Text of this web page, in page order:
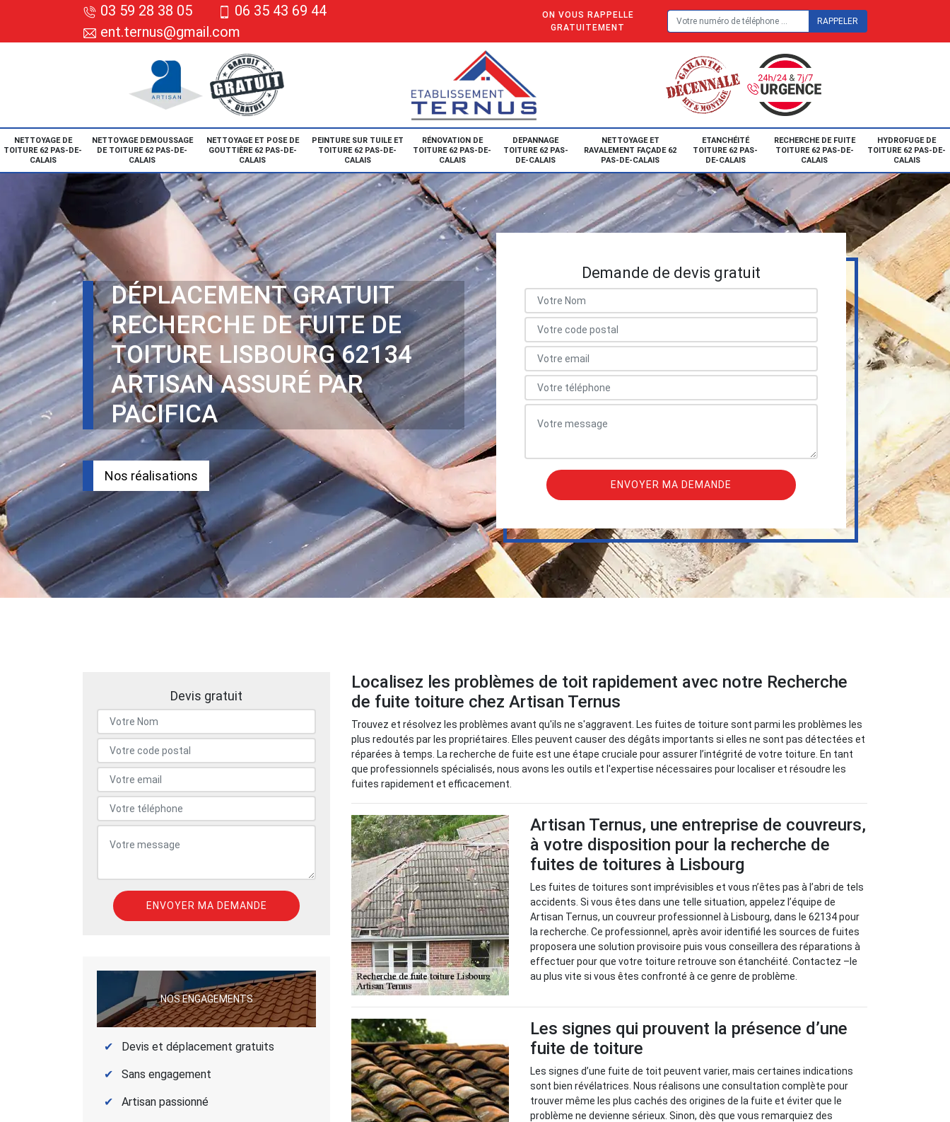
03 59 28 38 05
06 35 43 69 44
ent.ternus@gmail.com
ON VOUS RAPPELLE
GRATUITEMENT
NETTOYAGE DE
TOITURE 62 PAS-DE-
CALAIS
NETTOYAGE DEMOUSSAGE
DE TOITURE 62 PAS-DE-
CALAIS
NETTOYAGE ET POSE DE
GOUTTIÈRE 62 PAS-DE-
CALAIS
PEINTURE SUR TUILE ET
TOITURE 62 PAS-DE-
CALAIS
RÉNOVATION DE
TOITURE 62 PAS-DE-
CALAIS
DEPANNAGE
TOITURE 62 PAS-
DE-CALAIS
NETTOYAGE ET
RAVALEMENT FAÇADE 62
PAS-DE-CALAIS
ETANCHÉITÉ
TOITURE 62 PAS-
DE-CALAIS
RECHERCHE DE FUITE
TOITURE 62 PAS-DE-
CALAIS
HYDROFUGE DE
TOITURE 62 PAS-DE-
CALAIS
DÉPLACEMENT GRATUIT
RECHERCHE DE FUITE DE
TOITURE LISBOURG 62134
ARTISAN ASSURÉ PAR
PACIFICA
Nos réalisations
Demande de devis gratuit
Devis gratuit
NOS ENGAGEMENTS
Devis et déplacement gratuits
Sans engagement
Artisan passionné
Localisez les problèmes de toit rapidement avec notre Recherche
de fuite toiture chez Artisan Ternus
Trouvez et résolvez les problèmes avant qu'ils ne s'aggravent. Les fuites de toiture sont parmi les problèmes les
plus redoutés par les propriétaires. Elles peuvent causer des dégâts importants si elles ne sont pas détectées et
réparées à temps. La recherche de fuite est une étape cruciale pour assurer l’intégrité de votre toiture. En tant
que professionnels spécialisés, nous avons les outils et l'expertise nécessaires pour localiser et résoudre les
fuites rapidement et efficacement.
Artisan Ternus, une entreprise de couvreurs,
à votre disposition pour la recherche de
fuites de toitures à Lisbourg
Les fuites de toitures sont imprévisibles et vous n’êtes pas à l’abri de tels
accidents. Si vous êtes dans une telle situation, appelez l’équipe de
Artisan Ternus, un couvreur professionnel à Lisbourg, dans le 62134 pour
la recherche. Ce professionnel, après avoir identifié les sources de fuites
proposera une solution provisoire puis vous conseillera des réparations à
effectuer pour que votre toiture retrouve son étanchéité. Contactez –le
au plus vite si vous êtes confronté à ce genre de problème.
Les signes qui prouvent la présence d’une
fuite de toiture
Les signes d’une fuite de toit peuvent varier, mais certaines indications
sont bien révélatrices. Nous réalisons une consultation complète pour
trouver même les plus cachés des origines de la fuite et éviter que le
problème ne devienne sérieux. Sinon, dès que vous remarquiez des